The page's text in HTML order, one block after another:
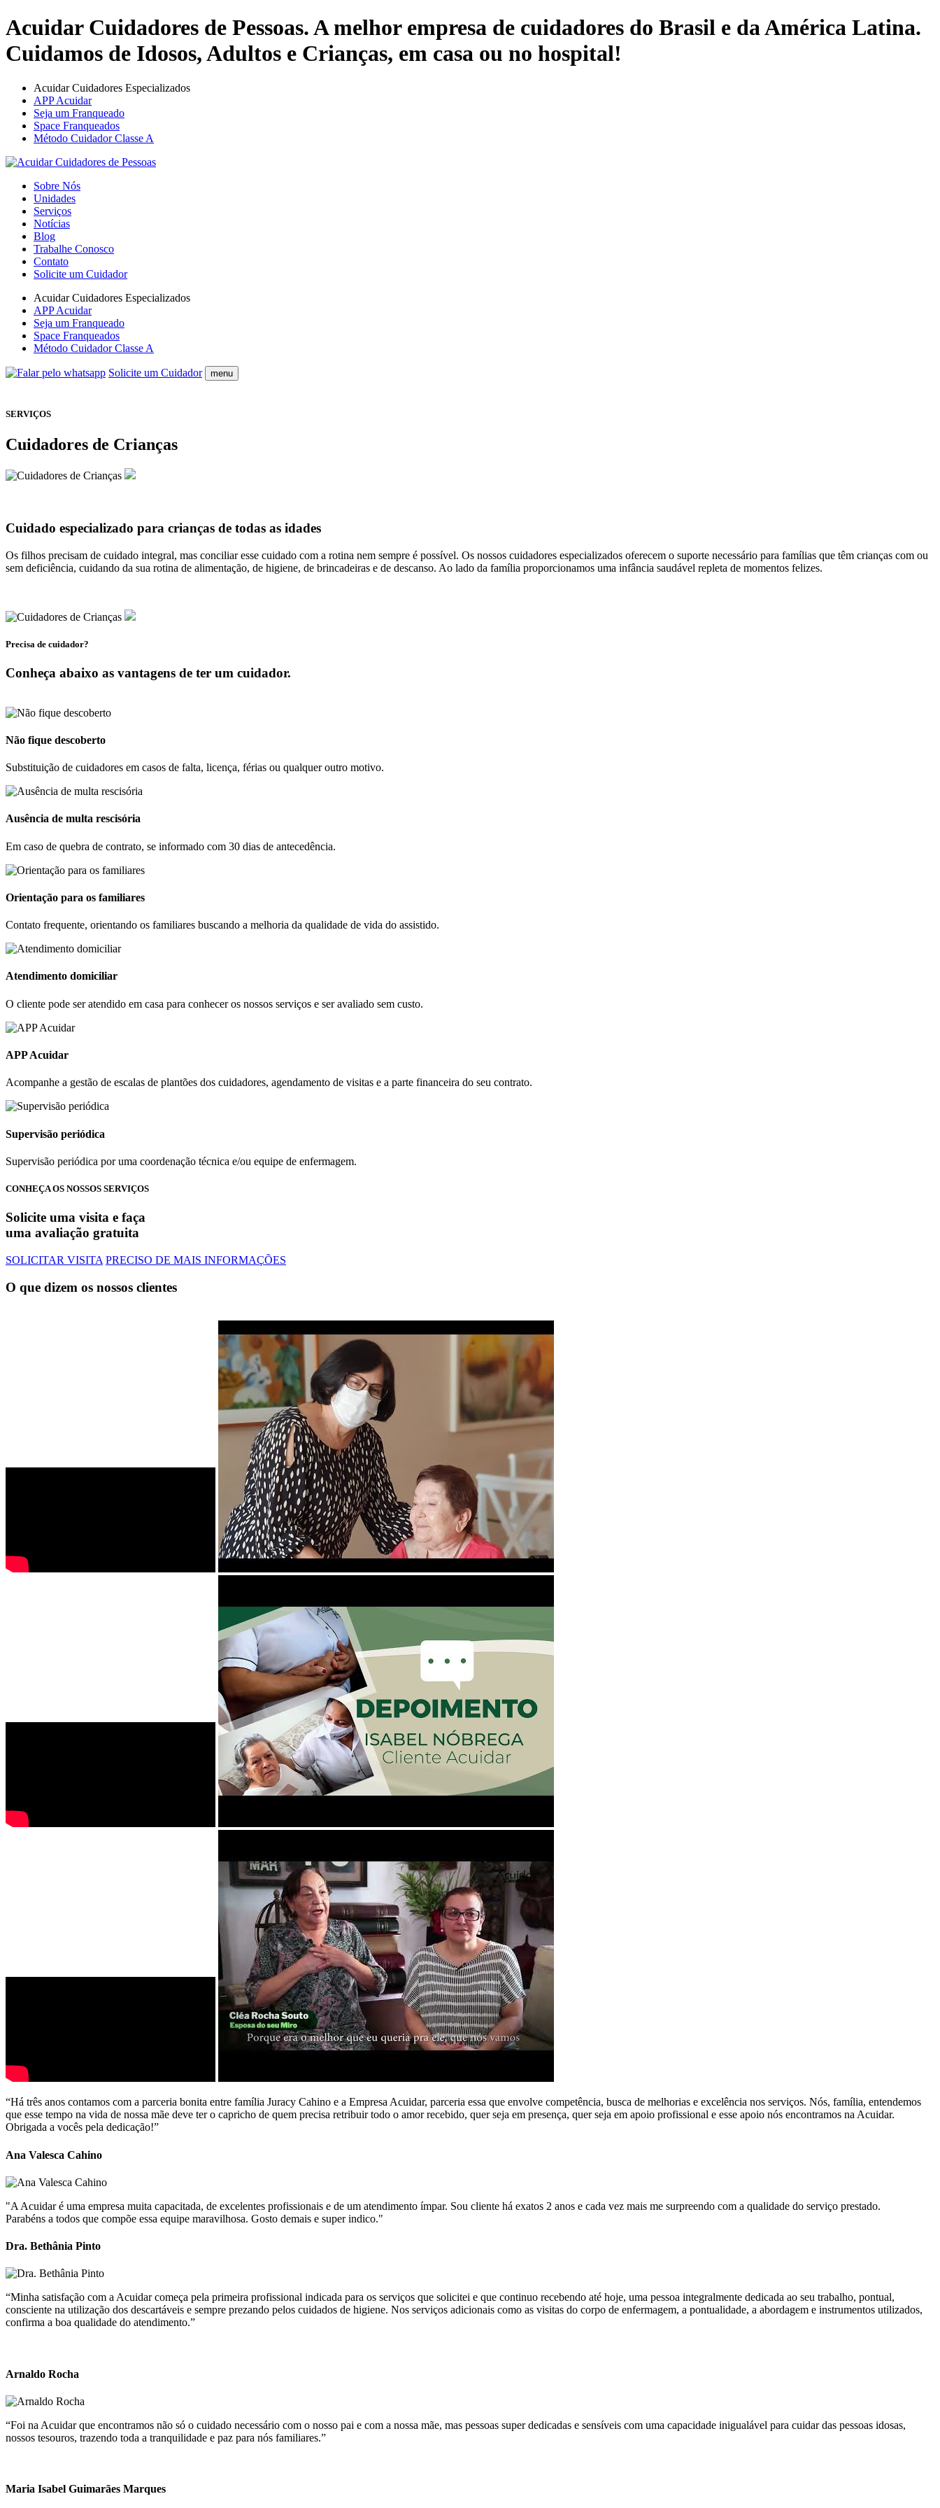
Acuidar Cuidadores de Pessoas. A melhor empresa de cuidadores do Brasil e da América Latina.
Cuidamos de Idosos, Adultos e Crianças, em casa ou no hospital!
Acuidar Cuidadores Especializados
APP Acuidar
Seja um Franqueado
Space Franqueados
Método Cuidador Classe A
Sobre Nós
Unidades
Serviços
Notícias
Blog
Trabalhe Conosco
Contato
Solicite um Cuidador
Acuidar Cuidadores Especializados
APP Acuidar
Seja um Franqueado
Space Franqueados
Método Cuidador Classe A
Solicite um Cuidador menu
SERVIÇOS
Cuidadores de Crianças
Cuidado especializado para crianças de todas as idades
Os filhos precisam de cuidado integral, mas conciliar esse cuidado com a rotina nem sempre é possível. Os nossos cuidadores especializados oferecem o suporte necessário para famílias que têm crianças com ou
sem deficiência, cuidando da sua rotina de alimentação, de higiene, de brincadeiras e de descanso. Ao lado da família proporcionamos uma infância saudável repleta de momentos felizes.
Precisa de cuidador?
Conheça abaixo as vantagens de ter um cuidador.
Não fique descoberto
Substituição de cuidadores em casos de falta, licença, férias ou qualquer outro motivo.
Ausência de multa rescisória
Em caso de quebra de contrato, se informado com 30 dias de antecedência.
Orientação para os familiares
Contato frequente, orientando os familiares buscando a melhoria da qualidade de vida do assistido.
Atendimento domiciliar
O cliente pode ser atendido em casa para conhecer os nossos serviços e ser avaliado sem custo.
APP Acuidar
Acompanhe a gestão de escalas de plantões dos cuidadores, agendamento de visitas e a parte financeira do seu contrato.
Supervisão periódica
Supervisão periódica por uma coordenação técnica e/ou equipe de enfermagem.
CONHEÇA OS NOSSOS SERVIÇOS
Solicite uma visita e faça
uma avaliação gratuita
SOLICITAR VISITA PRECISO DE MAIS INFORMAÇÕES
O que dizem os nossos clientes
“Há três anos contamos com a parceria bonita entre família Juracy Cahino e a Empresa Acuidar, parceria essa que envolve competência, busca de melhorias e excelência nos serviços. Nós, família, entendemos
que esse tempo na vida de nossa mãe deve ter o capricho de quem precisa retribuir todo o amor recebido, quer seja em presença, quer seja em apoio profissional e esse apoio nós encontramos na Acuidar.
Obrigada a vocês pela dedicação!”
Ana Valesca Cahino
"A Acuidar é uma empresa muita capacitada, de excelentes profissionais e de um atendimento ímpar. Sou cliente há exatos 2 anos e cada vez mais me surpreendo com a qualidade do serviço prestado.
Parabéns a todos que compõe essa equipe maravilhosa. Gosto demais e super indico."
Dra. Bethânia Pinto
“Minha satisfação com a Acuidar começa pela primeira profissional indicada para os serviços que solicitei e que continuo recebendo até hoje, uma pessoa integralmente dedicada ao seu trabalho, pontual,
consciente na utilização dos descartáveis e sempre prezando pelos cuidados de higiene. Nos serviços adicionais como as visitas do corpo de enfermagem, a pontualidade, a abordagem e instrumentos utilizados,
confirma a boa qualidade do atendimento.”
Arnaldo Rocha
“Foi na Acuidar que encontramos não só o cuidado necessário com o nosso pai e com a nossa mãe, mas pessoas super dedicadas e sensíveis com uma capacidade inigualável para cuidar das pessoas idosas,
nossos tesouros, trazendo toda a tranquilidade e paz para nós familiares.”
Maria Isabel Guimarães Marques